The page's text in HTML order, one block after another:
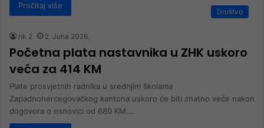
Pročitaj više
Društvo
nk 2 2. Juna 2026.
Početna plata nastavnika u ZHK uskoro
veća za 414 KM
Plate prosvjetnih radnika u srednjim školama
Zapadnohercegovačkog kantona uskoro će biti znatno veće nakon
dogovora o osnovici od 680 KM.…